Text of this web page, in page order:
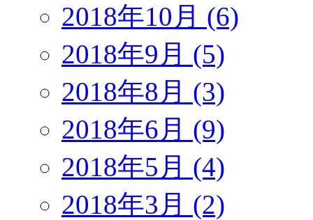
2018年10月 (6)
2018年9月 (5)
2018年8月 (3)
2018年6月 (9)
2018年5月 (4)
2018年3月 (2)